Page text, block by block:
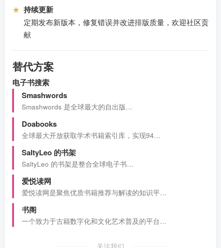
★ 持续更新
定期发布新版本，修复错误并改进排版质量，欢迎社区贡
献
替代方案
电子书搜索
Smashwords
Smashwords 是全球最大的自出版…
Doabooks
全球最大开放获取学术书籍索引库，实现94…
SaltyLeo 的书架
SaltyLeo 的书架是整合全球电子书…
爱悦读网
爱悦读网是聚焦优质书籍推荐与解读的知识平…
书阁
一个致力于古籍数字化和文化艺术普及的平台…